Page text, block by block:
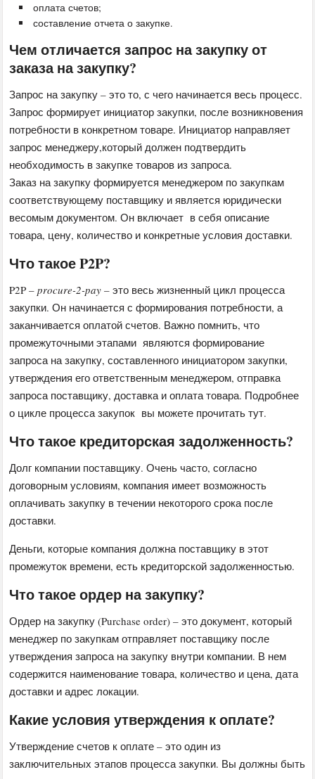
оплата счетов;
составление отчета о закупке.
Чем отличается запрос на закупку от
заказа на закупку?
Запрос на закупку – это то, с чего начинается весь процесс.
Запрос формирует инициатор закупки, после возникновения
потребности в конкретном товаре. Инициатор направляет
запрос менеджеру,который должен подтвердить
необходимость в закупке товаров из запроса.
Заказ на закупку формируется менеджером по закупкам
соответствующему поставщику и является юридически
весомым документом. Он включает в себя описание
товара, цену, количество и конкретные условия доставки.
Что такое P2P?
P2P –procure-2-pay – это весь жизненный цикл процесса
закупки. Он начинается с формирования потребности, а
заканчивается оплатой счетов. Важно помнить, что
промежуточными этапами являются формирование
запроса на закупку, составленного инициатором закупки,
утверждения его ответственным менеджером, отправка
запроса поставщику, доставка и оплата товара. Подробнее
о цикле процесса закупок вы можете прочитать тут.
Что такое кредиторская задолженность?
Долг компании поставщику. Очень часто, согласно
договорным условиям, компания имеет возможность
оплачивать закупку в течении некоторого срока после
доставки.
Деньги, которые компания должна поставщику в этот
промежуток времени, есть кредиторской задолженностью.
Что такое ордер на закупку?
Ордер на закупку (Purchase order) – это документ, который
менеджер по закупкам отправляет поставщику после
утверждения запроса на закупку внутри компании. В нем
содержится наименование товара, количество и цена, дата
доставки и адрес локации.
Какие условия утверждения к оплате?
Утверждение счетов к оплате – это один из
заключительных этапов процесса закупки. Вы должны быть